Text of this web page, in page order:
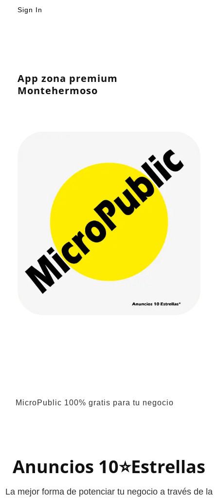
Sign In
App zona premium
Montehermoso
MicroPublic 100% gratis para tu negocio
Anuncios 10⭐Estrellas
La mejor forma de potenciar tu negocio a través de la